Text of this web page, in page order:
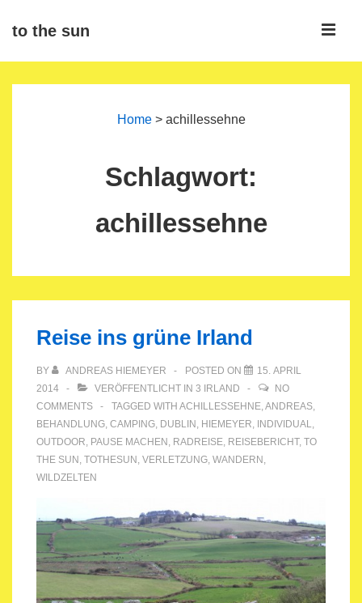
Zumto the sun
Home> achillessehne
Schlagwort:
achillessehne
Reise ins grüne Irland
BY ANDREAS HIEMEYER POSTED ON
15. APRIL
2014
VERÖFFENTLICHT IN 3 IRLAND
NO
COMMENTS
TAGGED WITH ACHILLESSEHNE,ANDREAS,
BEHANDLUNG, CAMPING, DUBLIN , HIEMEYER, INDIVIDUAL,
OUTDOOR, PAUSE MACHEN , RADREISE, REISEBERICHT, TO
THE SUN , TOTHESUN , VERLETZUNG, WANDERN ,
WILDZELTEN